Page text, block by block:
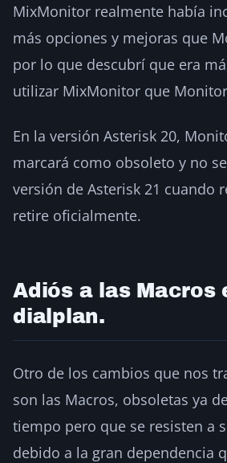
MixMonitor realmente había
más opciones y mejoras que
por lo que descubrí que era
utilizar MixMonitor que
En la versión Asterisk 20,
marcará como obsoleto y no
versión de Asterisk 21 cuando
retire oficialmente.
Adiós a las Macros
dialplan.
Otro de los cambios que nos
son las Macros, obsoletas ya
tiempo pero que se resisten a
debido a la gran dependencia